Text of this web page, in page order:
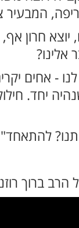
חרון
אלינו?
- אחים
יחד.
ברוך